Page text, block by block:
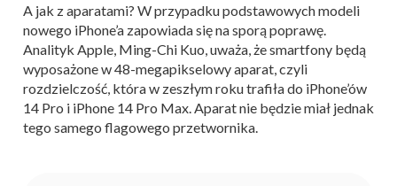
A jak z aparatami? W przypadku podstawowych modeli
nowego iPhone’a zapowiada się na sporą poprawę.
Analityk Apple, Ming-Chi Kuo, uważa, że smartfony będą
wyposażone w 48-megapikselowy aparat, czyli
rozdzielczość, która w zeszłym roku trafiła do iPhone’ów
14 Pro i iPhone 14 Pro Max. Aparat nie będzie miał jednak
tego samego flagowego przetwornika.